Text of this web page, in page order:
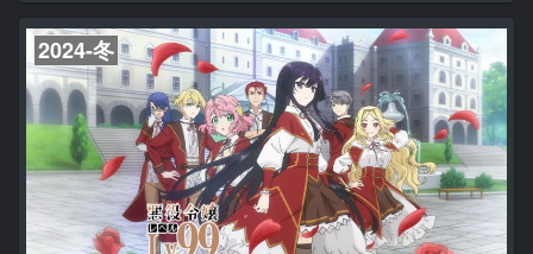
魔師』から始まった。 原作の物語にアニメオリジナ...
2024-冬